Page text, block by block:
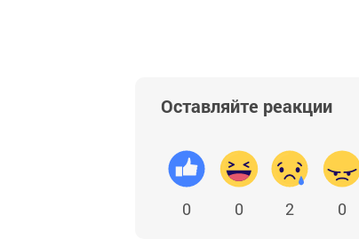
Оставляйте реакции
0 0 2 0